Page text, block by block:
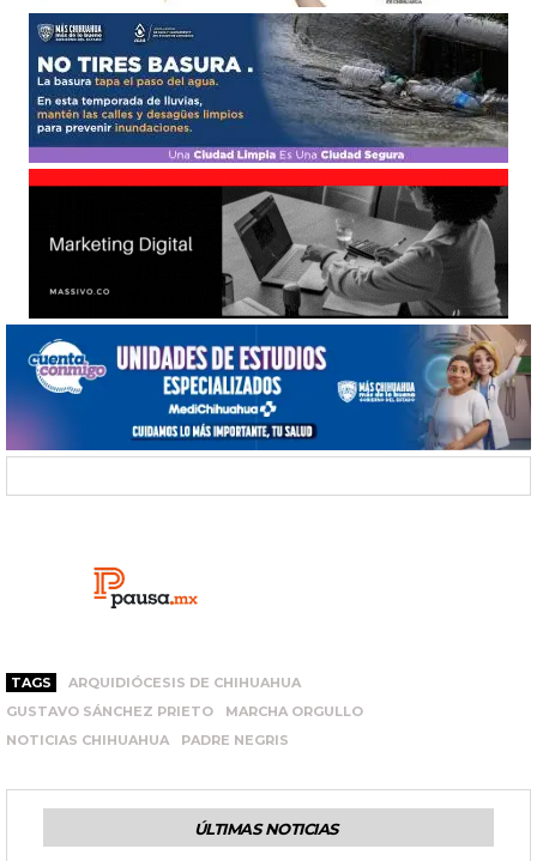
TAGS
ARQUIDIÓCESIS DE CHIHUAHUA
GUSTAVO SÁNCHEZ PRIETO
MARCHA ORGULLO
NOTICIAS CHIHUAHUA
PADRE NEGRIS
ÚLTIMAS NOTICIAS